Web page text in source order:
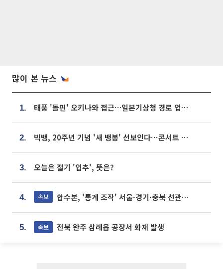
많이 본 뉴스
1. 태풍 '돌핀' 오키나와 접근…일본기상청 경로 업데이트
2. 빅뱅, 20주년 기념 '새 뱅봉' 선보인다⋯콘서트 앞두고 팝업 개최
3. 오늘은 절기 '입추', 뜻은?
4. 속보 합수본, '통계 조작' 서울·경기·충북 선관위 등 추가 압수수색
5. 속보 전북 완주 삼례읍 공장서 화재 발생